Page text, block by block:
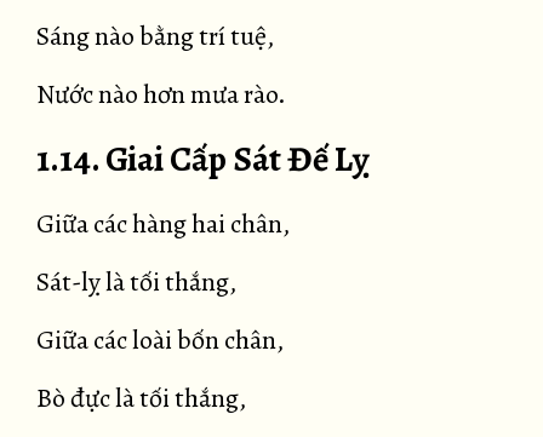
Sáng nào bằng trí tuệ,
Nước nào hơn mưa rào.
1.14. Giai Cấp Sát Đế Lỵ
Giữa các hàng hai chân,
Sát-lỵ là tối thắng,
Giữa các loài bốn chân,
Bò đực là tối thắng,